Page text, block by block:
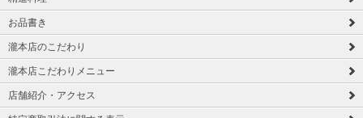
お品書き
瀧本店のこだわり
瀧本店こだわりメニュー
店舗紹介・アクセス